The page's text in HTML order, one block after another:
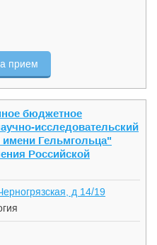
прием
бюджетное
исследовательский
имени Гельмгольца"
Российской
д 14/19